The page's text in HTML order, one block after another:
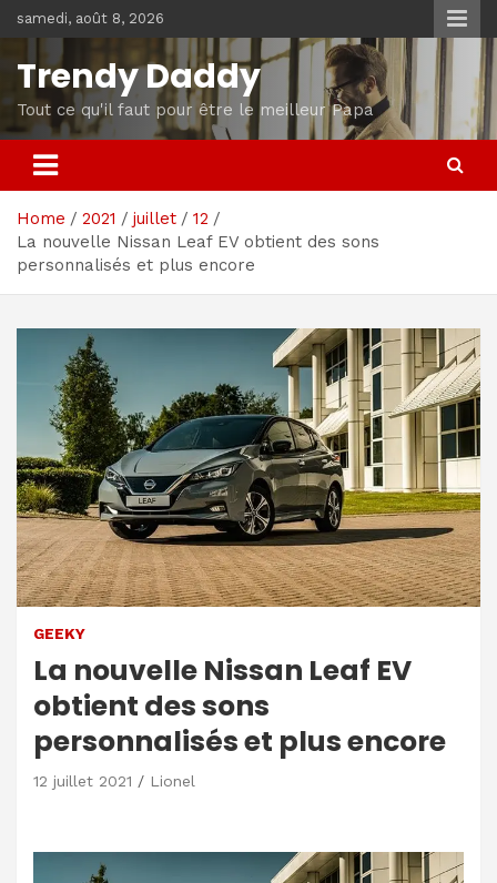
to
content
samedi, août 8, 2026
Trendy Daddy
Tout ce qu'il faut pour être le meilleur Papa
Home 2021 juillet
12
La nouvelle Nissan Leaf EV obtient des sons
personnalisés et plus encore
GEEKY
La nouvelle Nissan Leaf EV
obtient des sons
personnalisés et plus encore
12 juillet 2021 Lionel